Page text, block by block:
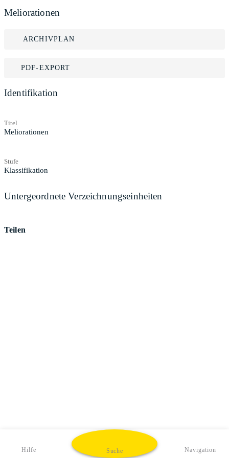
Meliorationen
ARCHIVPLAN
PDF-EXPORT
Identifikation
Titel
Meliorationen
Stufe
Klassifikation
Untergeordnete Verzeichnungseinheiten
Teilen
Hilfe Suche Navigation